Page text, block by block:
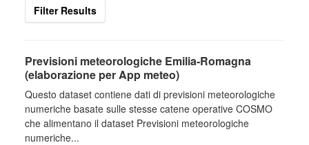
Filter Results
Previsioni meteorologiche Emilia-Romagna
(elaborazione per App meteo)
Questo dataset contiene dati di previsioni meteorologiche
numeriche basate sulle stesse catene operative COSMO
che alimentano il dataset Previsioni meteorologiche
numeriche...